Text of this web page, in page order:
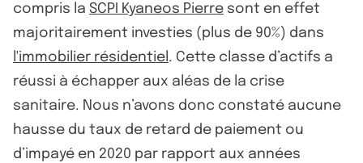
compris la SCPI Kyaneos Pierre sont en effet
majoritairement investies (plus de 90%) dans
l'immobilier résidentiel . Cette classe d’actifs a
réussi à échapper aux aléas de la crise
sanitaire. Nous n’avons donc constaté aucune
hausse du taux de retard de paiement ou
d’impayé en 2020 par rapport aux années